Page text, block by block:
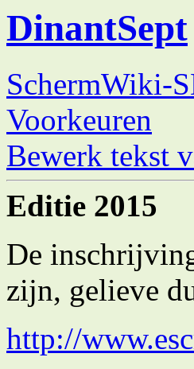
DinantSept
SchermWiki-
Voorkeuren
Bewerk tekst
Editie 2015
De
zijn, gelieve
http://